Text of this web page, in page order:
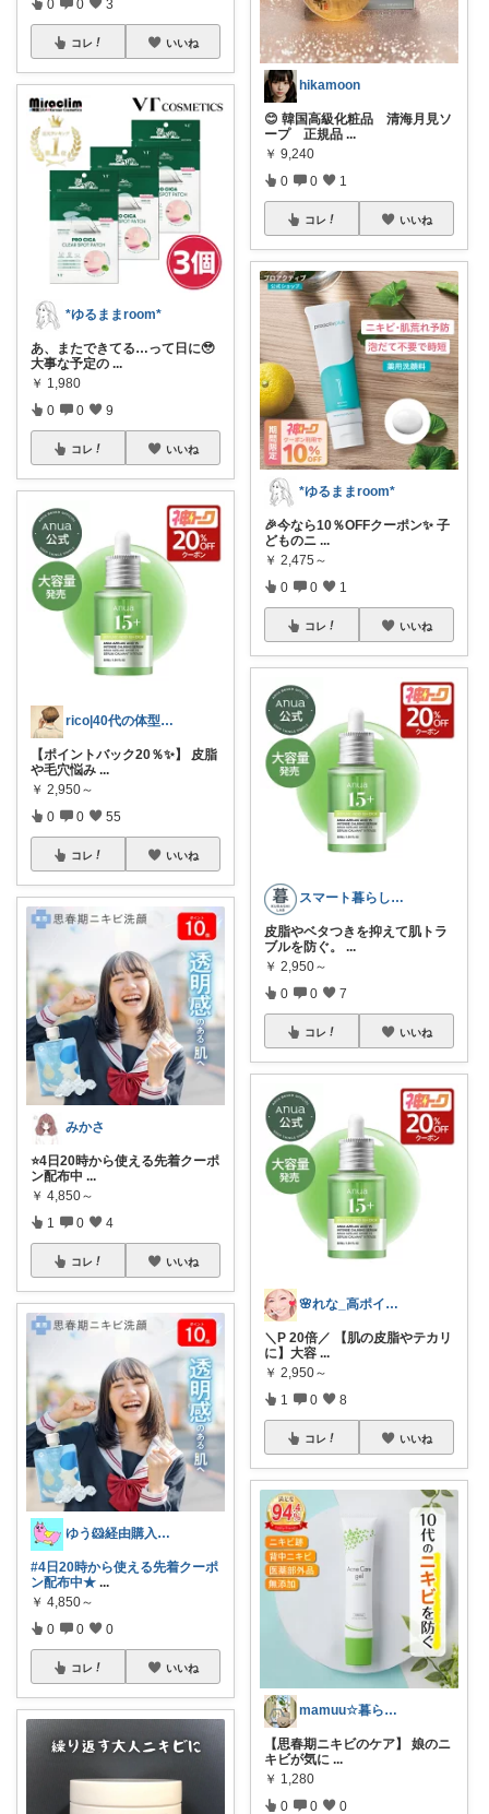
0 0 3
コレ いいね
*ゆるままroom*
あ、またできてる…って日に🥹
大事な予定の ...
￥ 1,980
0 0 9
コレ いいね
rico|40代の体型カバー服と肌
【ポイントバック20％✨】 皮脂
や毛穴悩み ...
￥ 2,950～
0 0 55
コレ いいね
みかさ
⭐️4日20時から使える先着クーポ
ン配布中 ...
￥ 4,850～
1 0 4
コレ いいね
ゆう🐹経由購入感謝🙇‍♀️
#4日20時から使える先着クーポ
ン配布中★ ...
￥ 4,850～
0 0 0
コレ いいね
hikamoon
😊 韓国高級化粧品 清海月見ソ
ープ 正規品 ...
￥ 9,240
0 0 1
コレ いいね
*ゆるままroom*
🎉今なら10％OFFクーポン✨ 子
どものニ ...
￥ 2,475～
0 0 1
コレ いいね
スマート暮らしラボ
皮脂やベタつきを抑えて肌トラ
ブルを防ぐ。 ...
￥ 2,950～
0 0 7
コレ いいね
🌸れな_高ポイントday🛒♩◡̈*
＼P 20倍／ 【肌の皮脂やテカリ
に】大容 ...
￥ 2,950～
1 0 8
コレ いいね
mamuu☆暮らしにときめくものを✨️
【思春期ニキビのケア】 娘のニ
キビが気に ...
￥ 1,280
0 0 0